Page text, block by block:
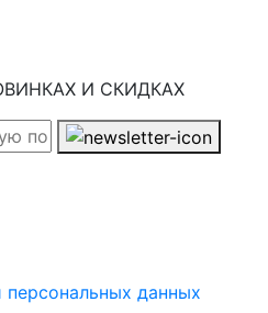
И СКИДКАХ
данных